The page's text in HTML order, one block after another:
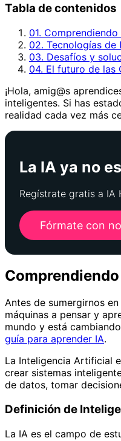
Tabla de contenidos
01.
02. Tecnologías
03. Desafíos y
04. El futuro de las
¡Hola, amig@s
inteligentes. Si has
realidad cada vez más
La IA ya no
Regístrate gratis a
Fórmate con
Antes de sumergirnos
máquinas a pensar y
mundo y está
guía para aprender IA.
La Inteligencia Artificial
crear sistemas
de datos, tomar
Definición de
La IA es el campo de